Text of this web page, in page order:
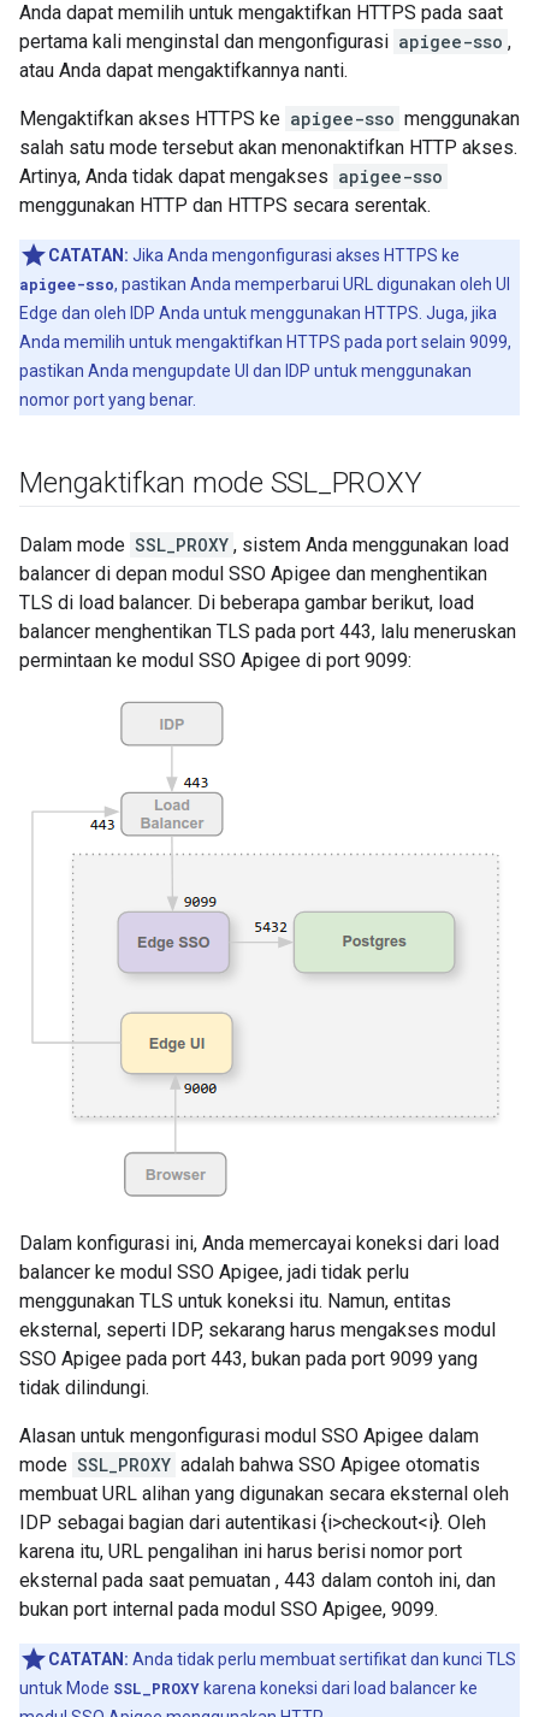
Anda dapat memilih untuk mengaktifkan HTTPS pada saat
pertama kali menginstal dan mengonfigurasi apigee-sso ,
atau Anda dapat mengaktifkannya nanti.
Mengaktifkan akses HTTPS ke apigee-sso menggunakan
salah satu mode tersebut akan menonaktifkan HTTP akses.
Artinya, Anda tidak dapat mengakses apigee-sso
menggunakan HTTP dan HTTPS secara serentak.
CATATAN: Jika Anda mengonfigurasi akses HTTPS ke
apigee-sso, pastikan Anda memperbarui URL digunakan oleh UI
Edge dan oleh IDP Anda untuk menggunakan HTTPS. Juga, jika
Anda memilih untuk mengaktifkan HTTPS pada port selain 9099,
pastikan Anda mengupdate UI dan IDP untuk menggunakan
nomor port yang benar.
Mengaktifkan mode SSL_ PROXY
Dalam mode SSL_PROXY , sistem Anda menggunakan load
balancer di depan modul SSO Apigee dan menghentikan
TLS di load balancer. Di beberapa gambar berikut, load
balancer menghentikan TLS pada port 443, lalu meneruskan
permintaan ke modul SSO Apigee di port 9099:
Dalam konfigurasi ini, Anda memercayai koneksi dari load
balancer ke modul SSO Apigee, jadi tidak perlu
menggunakan TLS untuk koneksi itu. Namun, entitas
eksternal, seperti IDP, sekarang harus mengakses modul
SSO Apigee pada port 443, bukan pada port 9099 yang
tidak dilindungi.
Alasan untuk mengonfigurasi modul SSO Apigee dalam
mode SSL_PROXY adalah bahwa SSO Apigee otomatis
membuat URL alihan yang digunakan secara eksternal oleh
IDP sebagai bagian dari autentikasi {i>checkout<i}. Oleh
karena itu, URL pengalihan ini harus berisi nomor port
eksternal pada saat pemuatan , 443 dalam contoh ini, dan
bukan port internal pada modul SSO Apigee, 9099.
CATATAN: Anda tidak perlu membuat sertifikat dan kunci TLS
untuk Mode SSL_PROXY karena koneksi dari load balancer ke